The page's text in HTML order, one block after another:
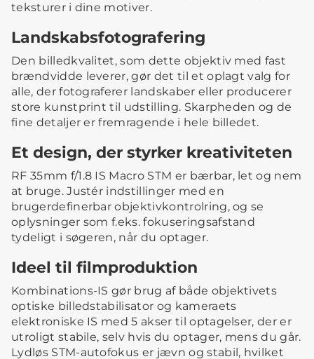
teksturer i dine motiver.
Landskabsfotografering
Den billedkvalitet, som dette objektiv med fast
brændvidde leverer, gør det til et oplagt valg for
alle, der fotograferer landskaber eller producerer
store kunstprint til udstilling. Skarpheden og de
fine detaljer er fremragende i hele billedet.
Et design, der styrker kreativiteten
RF 35mm f/1.8 IS Macro STM er bærbar, let og nem
at bruge. Justér indstillinger med en
brugerdefinerbar objektivkontrolring, og se
oplysninger som f.eks. fokuseringsafstand
tydeligt i søgeren, når du optager.
Ideel til filmproduktion
Kombinations-IS gør brug af både objektivets
optiske billedstabilisator og kameraets
elektroniske IS med 5 akser til optagelser, der er
utroligt stabile, selv hvis du optager, mens du går.
Lydløs STM-autofokus er jævn og stabil, hvilket